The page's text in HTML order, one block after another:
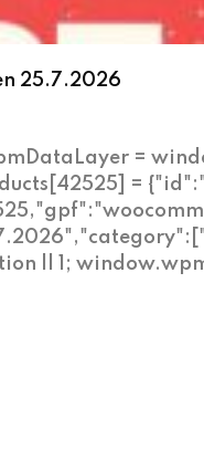
25.7.2026
=
=
|| 1;